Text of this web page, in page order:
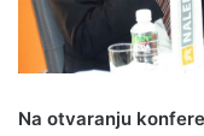
Na otvaranju